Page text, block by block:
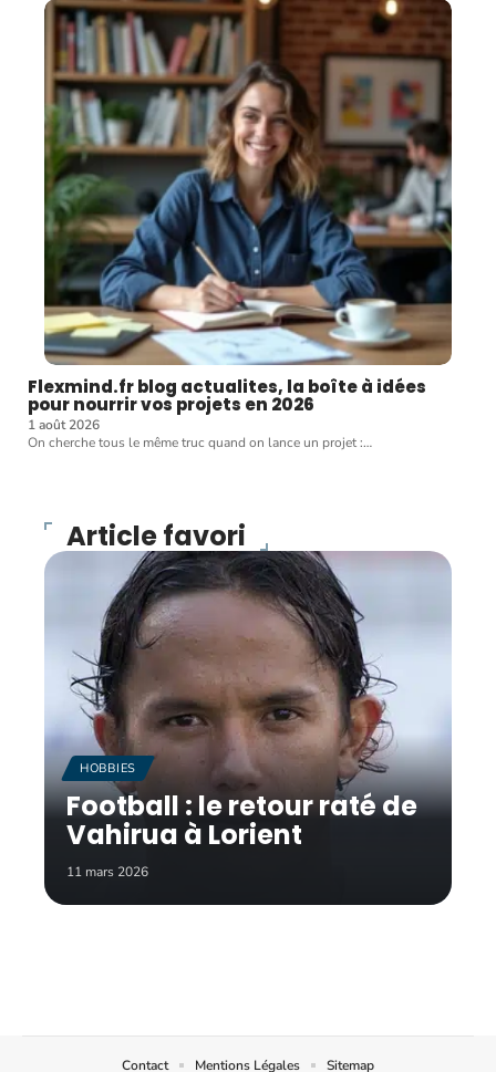
Flexmind.fr blog actualites, la boîte à idées
pour nourrir vos projets en 2026
1 août 2026
On cherche tous le même truc quand on lance un projet :…
Article favori
HOBBIES
Football : le retour raté de
Vahirua à Lorient
11 mars 2026
Contact Mentions Légales Sitemap